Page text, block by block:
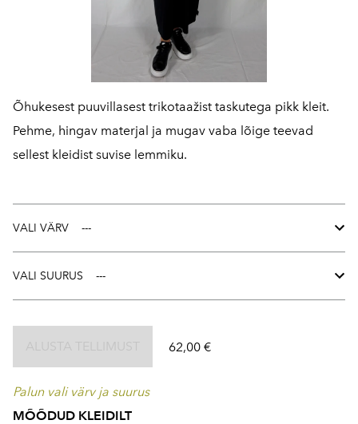
Õhukesest puuvillasest trikotaažist taskutega pikk kleit.
Pehme, hingav materjal ja mugav vaba lõige teevad
sellest kleidist suvise lemmiku.
VALI VÄRV
VALI SUURUS
62,00 €
Palun vali värv ja suurus
MÕÕDUD KLEIDILT